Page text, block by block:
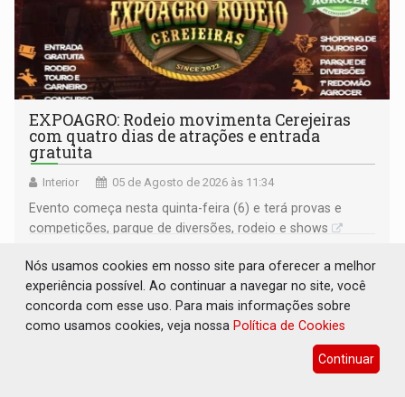
EXPOAGRO: Rodeio movimenta Cerejeiras
com quatro dias de atrações e entrada
gratuita
Interior 05 de Agosto de 2026 às 11:34
Evento começa nesta quinta-feira (6) e terá provas e
competições, parque de diversões, rodeio e shows
Nós usamos cookies em nosso site para oferecer a melhor
experiência possível. Ao continuar a navegar no site, você
concorda com esse uso. Para mais informações sobre
como usamos cookies, veja nossa Política de Cookies
Continuar